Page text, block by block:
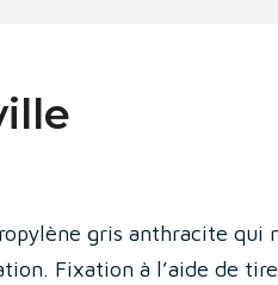
gris anthracite qui
Fixation à l’aide de